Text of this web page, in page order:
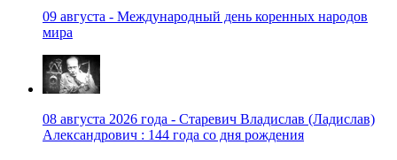
09 августа - Международный день коренных народов
мира
08 августа 2026 года - Старевич Владислав (Ладислав)
Александрович : 144 года со дня рождения